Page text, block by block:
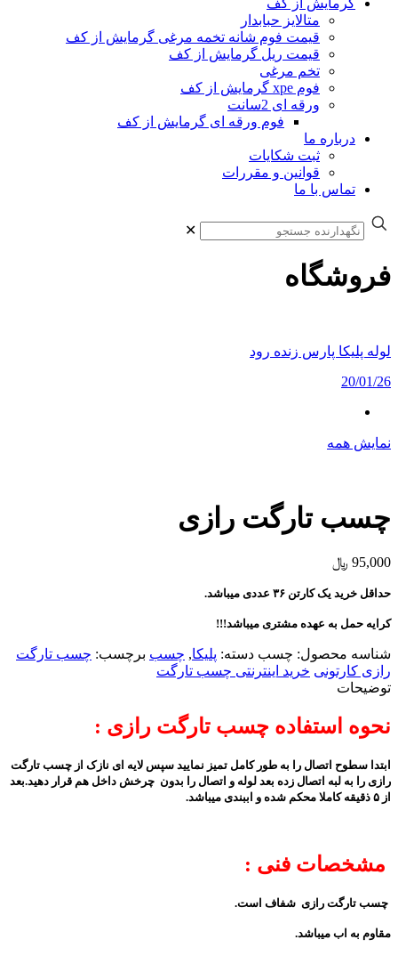
گرمایش از کف
متالایز حبابدار
قیمت فوم شانه تخمه مرغی گرمایش از کف
قیمت ریل گرمایش از کف
تخم مرغی
فوم xpe گرمایش از کف
ورقه ای 2سانت
فوم ورقه ای گرمایش از کف
درباره ما
ثبت شکایات
قوانین و مقررات
تماس با ما
✕
فروشگاه
لوله پلیکا پارس زنده رود
20/01/26
نمایش همه
چسب تارگت رازی
95,000 ﷼
حداقل خرید یک کارتن ۳۶ عددی میباشد.
کرایه حمل به عهده مشتری میباشد!!!
شناسه محصول: چسب دسته: پلیکا, چسب برچسب: چسب تارگت
رازی کارتونی خرید اینترنتی چسب تارگت
توضیحات
نحوه استفاده چسب تارگت رازی :
ابتدا سطوح اتصال را به طور کامل تمیز نمایید سپس لایه ای نازک از چسب تارگت
رازی را به لبه اتصال زده بعد لوله و اتصال را بدون چرخش داخل هم قرار دهید.بعد
از ۵ ذقیقه کاملا محکم شده و اببندی میباشد.
مشخصات فنی :
چسب تارگت رازی شفاف است.
مقاوم به اب میباشد.